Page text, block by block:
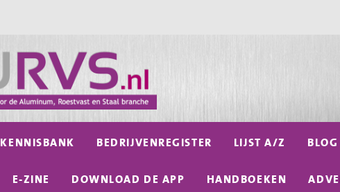
KENNISBANK BEDRIJVENREGISTER LIJST A/Z BLOG
E-ZINE DOWNLOAD DE APP HANDBOEKEN